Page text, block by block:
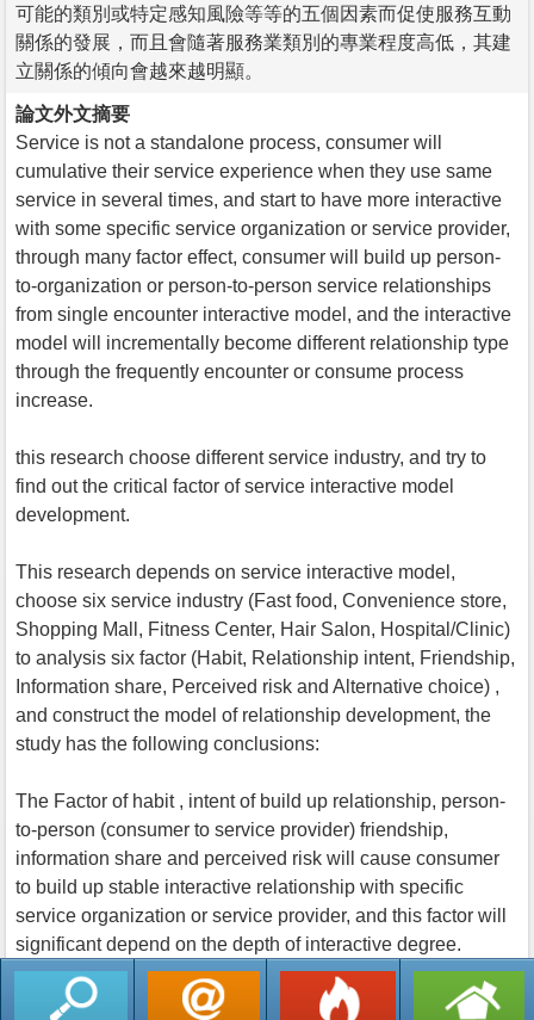
可能的類別或特定感知風險等等的五個因素而促使服務互動
關係的發展，而且會隨著服務業類別的專業程度高低，其建
立關係的傾向會越來越明顯。
論文外文摘要
Service is not a standalone process, consumer will
cumulative their service experience when they use same
service in several times, and start to have more interactive
with some specific service organization or service provider,
through many factor effect, consumer will build up person-
to-organization or person-to-person service relationships
from single encounter interactive model, and the interactive
model will incrementally become different relationship type
through the frequently encounter or consume process
increase.
this research choose different service industry, and try to
find out the critical factor of service interactive model
development.
This research depends on service interactive model,
choose six service industry (Fast food, Convenience store,
Shopping Mall, Fitness Center, Hair Salon, Hospital/Clinic)
to analysis six factor (Habit, Relationship intent, Friendship,
Information share, Perceived risk and Alternative choice) ,
and construct the model of relationship development, the
study has the following conclusions:
The Factor of habit , intent of build up relationship, person-
to-person (consumer to service provider) friendship,
information share and perceived risk will cause consumer
to build up stable interactive relationship with specific
service organization or service provider, and this factor will
significant depend on the depth of interactive degree.
返回列表